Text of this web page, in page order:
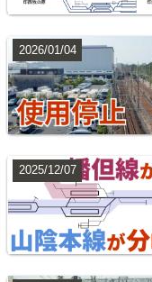
楽天市場 書泉
2026/01/04
2025/12/07